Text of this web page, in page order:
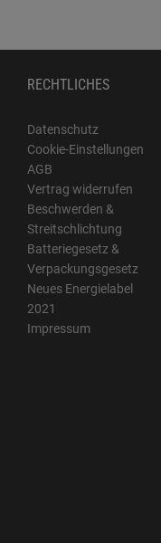
RECHTLICHES
Datenschutz
Cookie-Einstellungen
AGB
Vertrag widerrufen
Beschwerden &
Streitschlichtung
Batteriegesetz &
Verpackungsgesetz
Neues Energielabel
2021
Impressum